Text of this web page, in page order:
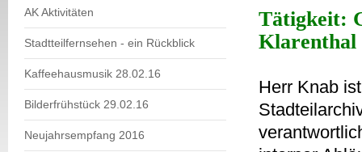
AK Aktivitäten
Stadtteilfernsehen - ein Rückblick
Kaffeehausmusik 28.02.16
Bilderfrühstück 29.02.16
Neujahrsempfang 2016
Tätigkeit:
Klarenthal
Herr Knab